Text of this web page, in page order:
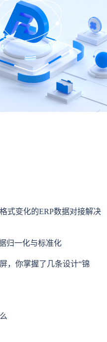
式变化的ERP数据对接解决
归一化与标准化
，你掌握了几条设计“锦